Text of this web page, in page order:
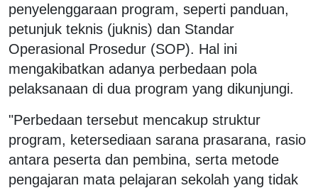
penyelenggaraan program, seperti panduan,
petunjuk teknis (juknis) dan Standar
Operasional Prosedur (SOP). Hal ini
mengakibatkan adanya perbedaan pola
pelaksanaan di dua program yang dikunjungi.
"Perbedaan tersebut mencakup struktur
program, ketersediaan sarana prasarana, rasio
antara peserta dan pembina, serta metode
pengajaran mata pelajaran sekolah yang tidak